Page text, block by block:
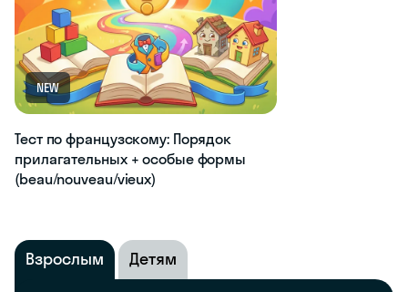
NEW
Тест по французскому: Порядок
прилагательных + особые формы
(beau/nouveau/vieux)
Взрослым Детям